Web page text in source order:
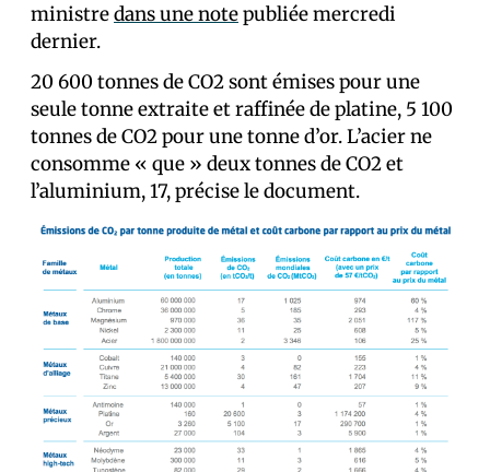
ministredans une notepubliée mercredi
dernier.
20 600 tonnes de CO2 sont émises pour une
seule tonne extraite et raffinée de platine, 5 100
tonnes de CO2 pour une tonne d’or. L’acier ne
consomme « que » deux tonnes de CO2 et
l’aluminium, 17, précise le document.